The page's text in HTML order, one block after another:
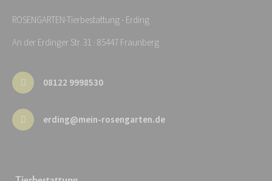
ROSENGARTEN-Tierbestattung - Erding
An der Erdinger Str. 31 · 85447 Fraunberg
08122 9998530
erding@mein-rosengarten.de